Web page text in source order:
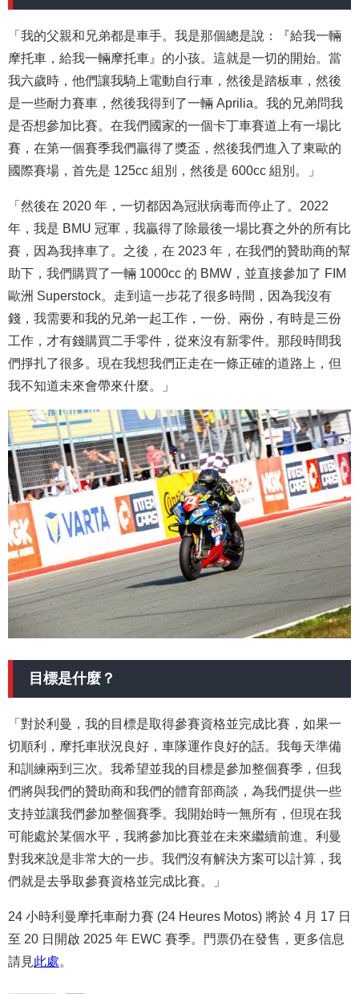
「我的父親和兄弟都是車手。我是那個總是說：『給我一輛
摩托車，給我一輛摩托車』的小孩。這就是一切的開始。當
我六歲時，他們讓我騎上電動自行車，然後是踏板車，然後
是一些耐力賽車，然後我得到了一輛 Aprilia。我的兄弟問我
是否想參加比賽。在我們國家的一個卡丁車賽道上有一場比
賽，在第一個賽季我們贏得了獎盃，然後我們進入了東歐的
國際賽場，首先是 125cc 組別，然後是 600cc 組別。」
「然後在 2020 年，一切都因為冠狀病毒而停止了。2022
年，我是 BMU 冠軍，我贏得了除最後一場比賽之外的所有比
賽，因為我摔車了。之後，在 2023 年，在我們的贊助商的幫
助下，我們購買了一輛 1000cc 的 BMW，並直接參加了 FIM
歐洲 Superstock。走到這一步花了很多時間，因為我沒有
錢，我需要和我的兄弟一起工作，一份、兩份，有時是三份
工作，才有錢購買二手零件，從來沒有新零件。那段時間我
們掙扎了很多。現在我想我們正走在一條正確的道路上，但
我不知道未來會帶來什麼。」
目標是什麼？
「對於利曼，我的目標是取得參賽資格並完成比賽，如果一
切順利，摩托車狀況良好，車隊運作良好的話。我每天準備
和訓練兩到三次。我希望並我的目標是參加整個賽季，但我
們將與我們的贊助商和我們的體育部商談，為我們提供一些
支持並讓我們參加整個賽季。我開始時一無所有，但現在我
可能處於某個水平，我將參加比賽並在未來繼續前進。利曼
對我來說是非常大的一步。我們沒有解決方案可以計算，我
們就是去爭取參賽資格並完成比賽。」
24 小時利曼摩托車耐力賽 (24 Heures Motos) 將於 4 月 17 日
至 20 日開啟 2025 年 EWC 賽季。門票仍在發售，更多信息
請見 此處